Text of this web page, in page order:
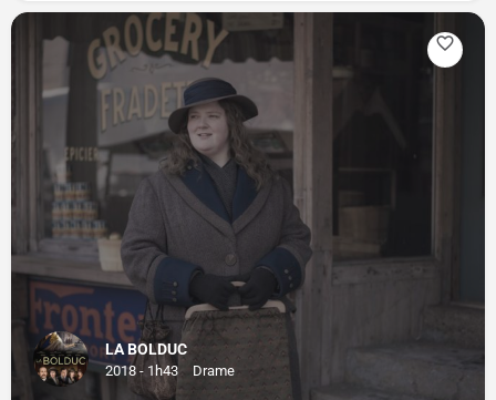
LA BOLDUC
2018 - 1h43 Drame